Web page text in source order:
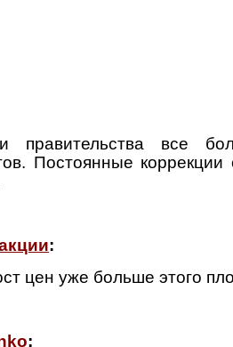
все
Постоянные
:
цен уже больше этого
: